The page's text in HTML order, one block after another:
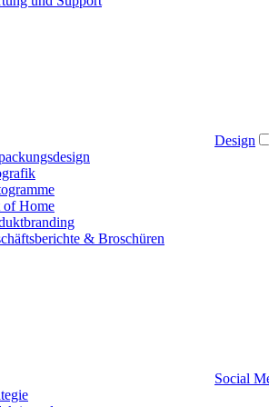
Design
of Home
& Broschüren
Social